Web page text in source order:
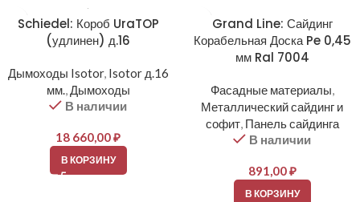
Schiedel: Короб UraTOP
(удлинен) д.16
Дымоходы Isotor, Isotor д.16
мм.,Дымоходы
В наличии
18 660,00₽
В КОРЗИНУ
Grand Line: Сайдинг
Корабельная Доска Pe 0,45
мм Ral 7004
Фасадные материалы,
Металлический сайдинг и
софит, Панель сайдинга
В наличии
891,00₽
В КОРЗИНУ